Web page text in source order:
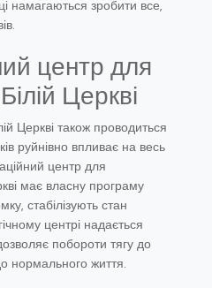
намагаються зробити все,
центр для
Церкві
Церкві також проводиться
руйнівно впливає на весь
центр для
має власну програму
стабілізують стан
центрі надається
побороти тягу до
нормального життя.